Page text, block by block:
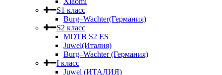
S1 класс
Burg–Wachter(Германия)
S2 класс
MDTB S2 ES
Juwel(Италия)
Burg–Wachter (Германия)
I класс
Juwel (ИТАЛИЯ)